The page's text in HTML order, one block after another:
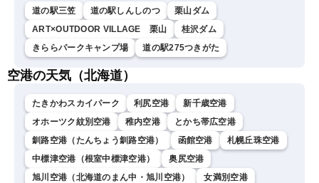
道の駅三笠 道の駅しんしのつ
栗山ダム
ART×OUTDOOR VILLAGE 栗山
桂沢ダム
きららパークキャンプ場
道の駅275つきがた
空港の天気（北海道）
たきかわスカイパーク 利尻空港
新千歳空港
オホーツク紋別空港
稚内空港
とかち帯広空港
釧路空港（たんちょう釧路空港）
函館空港
札幌丘珠空港
中標津空港（根室中標津空港）
奥尻空港
旭川空港（北海道のまん中・旭川空港）
女満別空港